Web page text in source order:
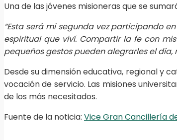
Una de las jóvenes misioneras que se
“Esta será mi segunda vez participando
espiritual que viví. Compartir la fe con
pequeños gestos pueden alegrarles el
Desde su dimensión educativa, regional y
vocación de servicio. Las misiones
de los más necesitados.
Fuente de la noticia: Vice Gran Cancillería